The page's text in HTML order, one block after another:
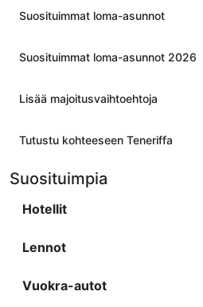
Suosituimmat loma-asunnot
Suosituimmat loma-asunnot 2026
Lisää majoitusvaihtoehtoja
Tutustu kohteeseen Teneriffa
Suosituimpia
Hotellit
Lennot
Vuokra-autot